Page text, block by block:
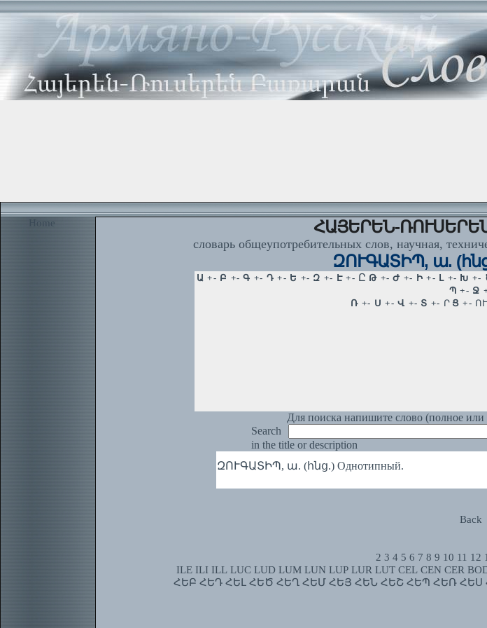
Home ՀԱՅԵՐԵՆ-ՌՈՒՍԵՐԵՆ
словарь общеупотребительных слов, научная,
ԶՈՒԳԱՏԻՊ, ա.
Для поиска напишите слово (полное
Search
in the title or description
ԶՈՒԳԱՏԻՊ, ա. (հնց.) Однотипный.
Back
2 3 4 5 6 7 8 9 10 11 12
ILE ILI ILL LUC LUD LUM LUN LUP LUR LUT CEL CEN CER
ՀԵԲ ՀԵԴ ՀԵԼ ՀԵԾ ՀԵՂ ՀԵՄ ՀԵՅ ՀԵՆ ՀԵՇ ՀԵՊ ՀԵՌ ՀԵՍ